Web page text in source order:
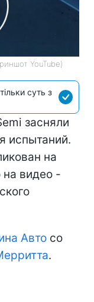
YouTube)
суть з
засняли
испытаний.
на
на видео -
Авто со
.